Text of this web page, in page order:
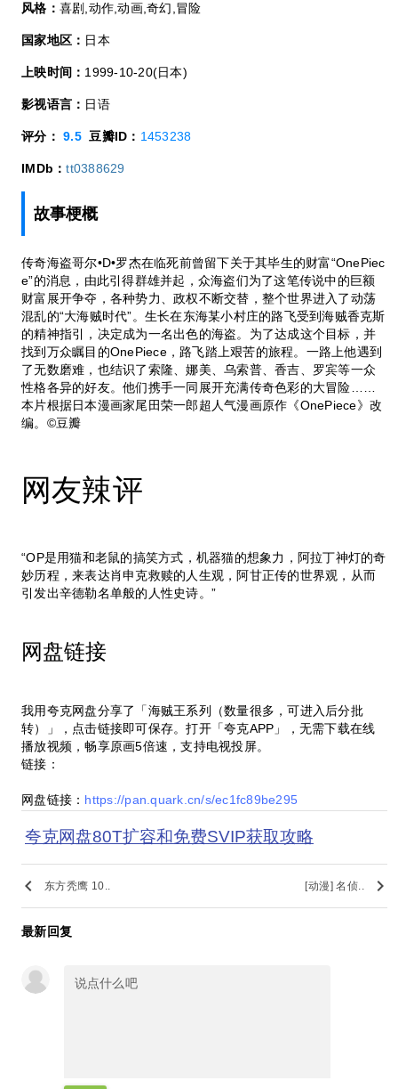
风格： 喜剧,动作,动画,奇幻,冒险
国家地区： 日本
上映时间： 1999-10-20(日本)
影视语言： 日语
评分： 9.5 豆瓣ID： 1453238
IMDb：tt0388629
故事梗概
传奇海盗哥尔•D•罗杰在临死前曾留下关于其毕生的财富“OnePiec
e”的消息，由此引得群雄并起，众海盗们为了这笔传说中的巨额
财富展开争夺，各种势力、政权不断交替，整个世界进入了动荡
混乱的“大海贼时代”。生长在东海某小村庄的路飞受到海贼香克斯
的精神指引，决定成为一名出色的海盗。为了达成这个目标，并
找到万众瞩目的OnePiece，路飞踏上艰苦的旅程。一路上他遇到
了无数磨难，也结识了索隆、娜美、乌索普、香吉、罗宾等一众
性格各异的好友。他们携手一同展开充满传奇色彩的大冒险……
本片根据日本漫画家尾田荣一郎超人气漫画原作《OnePiece》改
编。©豆瓣
网友辣评
“OP是用猫和老鼠的搞笑方式，机器猫的想象力，阿拉丁神灯的奇
妙历程，来表达肖申克救赎的人生观，阿甘正传的世界观，从而
引发出辛德勒名单般的人性史诗。”
网盘链接
我用夸克网盘分享了「海贼王系列（数量很多，可进入后分批
转）」，点击链接即可保存。打开「夸克APP」，无需下载在线
播放视频，畅享原画5倍速，支持电视投屏。
链接：
网盘链接： https://pan.quark.cn/s/ec1fc89be295
夸克网盘80T扩容和免费SVIP获取攻略
keyboard_arrow_left 东方秃鹰 10.. [动漫] 名侦.. keyboard_arrow_right
最新回复